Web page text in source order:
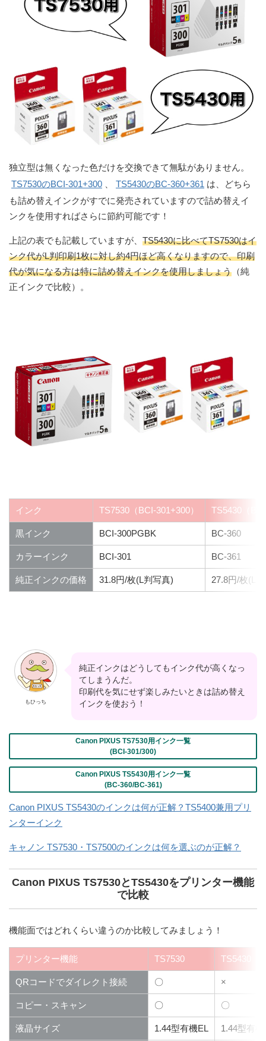
独立型は無くなった色だけを交換できて無駄がありません。
TS7530のBCI-301+300
TS5430のBC-360+361 は、どちら
も詰め替えインクがすでに発売されていますので詰め替えイ
ンクを使用すればさらに節約可能です！
上記の表でも記載していますが、 TS5430に比べてTS7530はイ
ンク代がL判印刷1枚に対し約4円ほど高くなりますので、印刷
代が気になる方は特に詰め替えインクを使用しましょう （純
正インクで比較）。
インク TS7530（BCI-301+300） TS5430（
黒インク BCI-300PGBK BC-360
カラーインク BCI-301 BC-361
純正インクの価格 31.8円/枚(L判写真) 27.8円/枚(L
もひっち
純正インクはどうしてもインク代が高くなっ
てしまうんだ。
印刷代を気にせず楽しみたいときは詰め替え
インクを使おう！
Canon PIXUS TS7530用インク一覧
(BCI-301/300)
Canon PIXUS TS5430用インク一覧
(BC-360/BC-361)
Canon PIXUS TS5430のインクは何が正解？TS5400兼用プリ
ンターインク
キャノン TS7530・TS7500のインクは何を選ぶのが正解？
Canon PIXUS TS7530とTS5430をプリンター機能
で比較
機能面ではどれくらい違うのか比較してみましょう！
プリンター機能 TS7530 TS5430
QRコードでダイレクト接続 〇 ×
コピー・スキャン 〇 〇
液晶サイズ 1.44型有機EL 1.44型有機